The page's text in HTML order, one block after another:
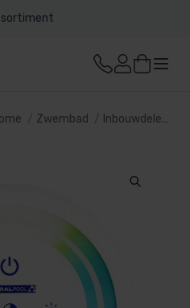
Zwembad Inbouwdelen